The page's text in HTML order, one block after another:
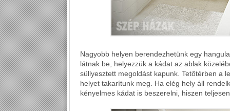
Nagyobb helyen berendezhetünk egy
látnak be, helyezzük a kádat az ablak
süllyesztett megoldást kapunk. Tetőtérben a
helyet takarítunk meg. Ha elég hely áll
kényelmes kádat is beszerelni, hiszen